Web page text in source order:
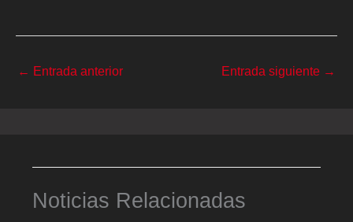
← Entrada anterior Entrada siguiente →
Noticias Relacionadas